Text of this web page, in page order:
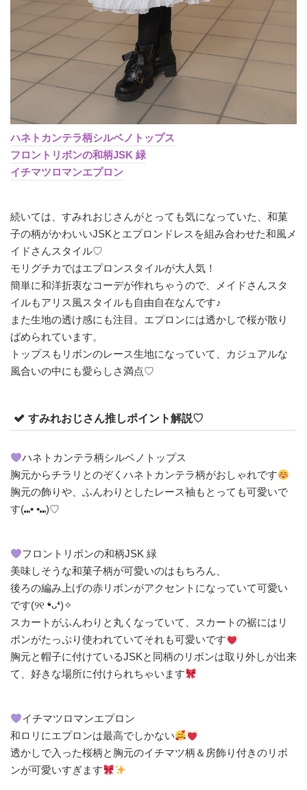
ハネトカンテラ柄シルベノトップス
フロントリボンの和柄JSK 緑
イチマツロマンエプロン
続いては、すみれおじさんがとっても気になっていた、和菓
子の柄がかわいいJSKとエプロンドレスを組み合わせた和風メ
イドさんスタイル♡
モリグチカではエプロンスタイルが大人気！
簡単に和洋折衷なコーデが作れちゃうので、メイドさんスタ
イルもアリス風スタイルも自由自在なんです♪
また生地の透け感にも注目。エプロンには透かしで桜が散り
ばめられています。
トップスもリボンのレース生地になっていて、カジュアルな
風合いの中にも愛らしさ満点♡
すみれおじさん推しポイント解説♡
ハネトカンテラ柄シルベノトップス
胸元からチラリとのぞくハネトカンテラ柄がおしゃれです
胸元の飾りや、ふんわりとしたレース袖もとっても可愛いで
す(⑉• •⑉)♡
フロントリボンの和柄JSK 緑
美味しそうな和菓子柄が可愛いのはもちろん、
後ろの編み上げの赤リボンがアクセントになっていて可愛い
です(୨୧ ❛ᴗ❛)✧
スカートがふんわりと丸くなっていて、スカートの裾にはリ
ボンがたっぷり使われていてそれも可愛いです
胸元と帽子に付けているJSKと同柄のリボンは取り外しが出来
て、好きな場所に付けられちゃいます
イチマツロマンエプロン
和ロリにエプロンは最高でしかない
透かしで入った桜柄と胸元のイチマツ柄＆房飾り付きのリボ
ンが可愛いすぎます